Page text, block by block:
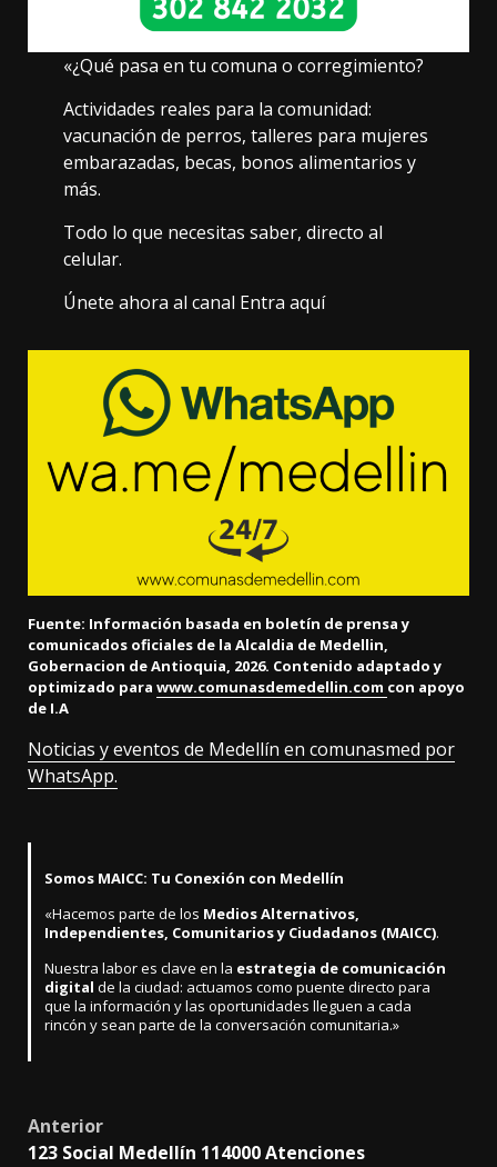
«¿Qué pasa en tu comuna o corregimiento?
Actividades reales para la comunidad:
vacunación de perros, talleres para mujeres
embarazadas, becas, bonos alimentarios y
más.
Todo lo que necesitas saber, directo al
celular.
Únete ahora al canal Entra aquí
Fuente: Información basada en boletín de prensa y
comunicados oficiales de la Alcaldia de Medellin,
Gobernacion de Antioquia, 2026. Contenido adaptado y
optimizado para www.comunasdemedellin.com con apoyo
de I.A
Noticias y eventos de Medellín en comunasmed por
WhatsApp.
Somos MAICC: Tu Conexión con Medellín
«Hacemos parte de los Medios Alternativos,
Independientes, Comunitarios y Ciudadanos (MAICC).
Nuestra labor es clave en la estrategia de comunicación
digital de la ciudad: actuamos como puente directo para
que la información y las oportunidades lleguen a cada
rincón y sean parte de la conversación comunitaria.»
Post
Anterior
123 Social Medellín 114000 Atenciones